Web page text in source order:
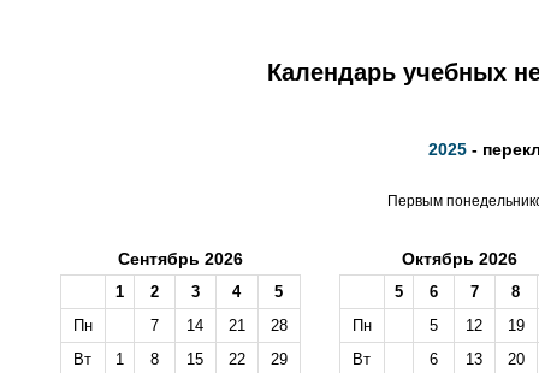
Календарь учебных
2025 -
Первым
Сентябрь 2026
1 2 3 4
5
Пн
7 14 21
28
Вт
1 8 15 22
29
Октябрь 2026
5 6 7
8
Пн
5 12
19
Вт
6 13
20